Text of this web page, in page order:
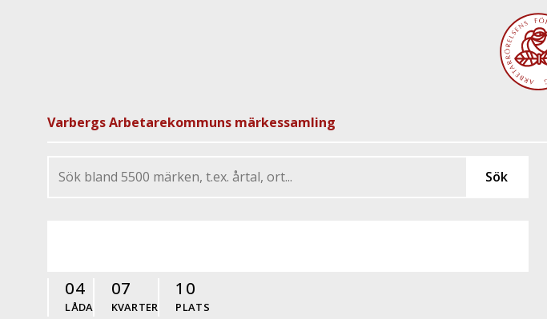
Varbergs Arbetarekommuns märkessamling
04
LÅDA
07
KVARTER
10
PLATS